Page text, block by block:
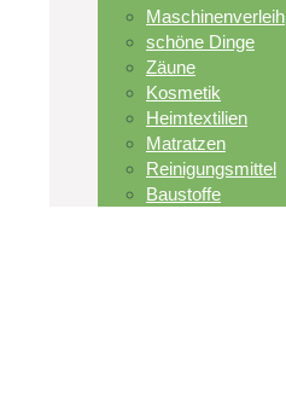
Maschinenverleih
schöne Dinge
Zäune
Kosmetik
Heimtextilien
Matratzen
Reinigungsmittel
Baustoffe